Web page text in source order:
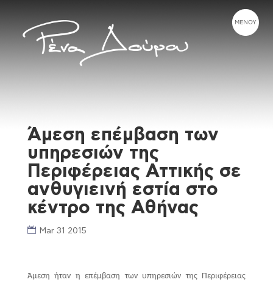
Άμεση επέμβαση των
υπηρεσιών της
Περιφέρειας Αττικής σε
ανθυγιεινή εστία στο
κέντρο της Αθήνας
Mar 31 2015
Άμεση ήταν η επέμβαση των υπηρεσιών της Περιφέρειας